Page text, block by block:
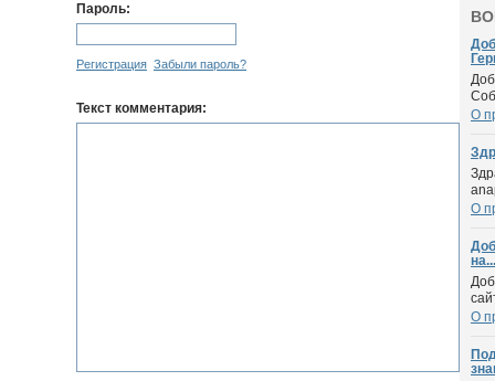
Пароль:
Регистрация Забыли пароль?
Текст комментария:
О
О
на...
О